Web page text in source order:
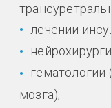
лечении
гематологии
мозга);